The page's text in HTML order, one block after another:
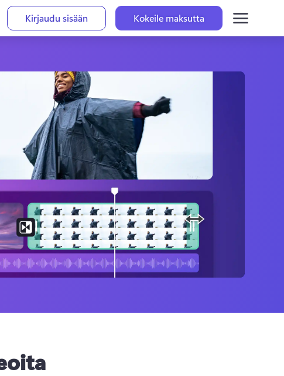
Kirjaudu sisään Kokeile maksutta